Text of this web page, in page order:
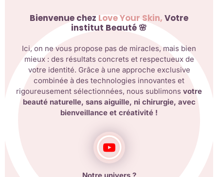
Bienvenue chez Love Your Skin, Votre
institut Beauté 🌸
Ici, on ne vous propose pas de miracles, mais bien
mieux : des résultats concrets et respectueux de
votre identité. Grâce à une approche exclusive
combinée à des technologies innovantes et
rigoureusement sélectionnées, nous sublimons votre
beauté naturelle, sans aiguille, ni chirurgie, avec
bienveillance et créativité !